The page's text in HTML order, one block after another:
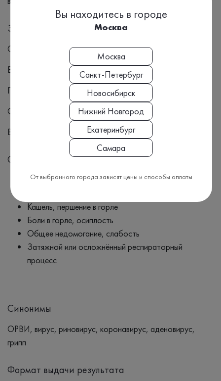
Заболевания
Острые респираторные вирусные инфекции (ОРВИ)
Вирусные бронхиты
Пневмонии вирусного происхождения
Обострение хронических ЛОР-заболеваний
Вторичные бактериальные осложнения ОРВИ
Симптомы
Лихорадка, озноб
Кашель, першение в горле
Боли в горле, осиплость
Общее недомогание, слабость
Затяжной или осложнённый респираторный
процесс
Синонимы
ОРВИ, вирус, риновирус, коронавирус, аденовирус,
грипп
Формат выдачи результата
Вы находитесь в городе
Москва
Москва
Санкт-Петербург
Новосибирск
Нижний Новгород
Екатеринбург
Самара
От выбранного города зависят цены и способы оплаты